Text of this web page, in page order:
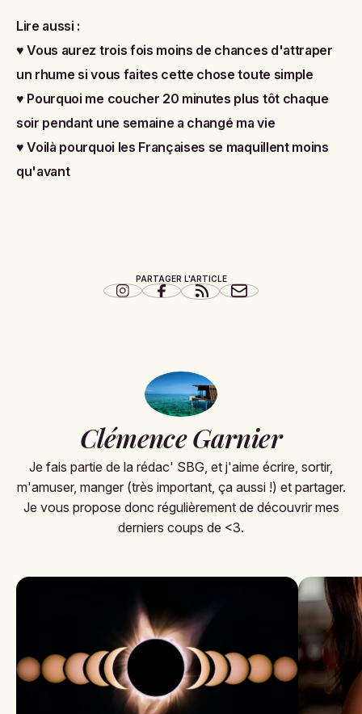
Lire aussi :
♥Vous aurez trois fois moins de chances d'attraper
un rhume si vous faites cette chose toute simple
♥ Pourquoi me coucher 20 minutes plus tôt chaque
soir pendant une semaine a changé ma vie
♥Voilà pourquoi les Françaises se maquillent moins
qu'avant
PARTAGER L'ARTICLE
Clémence Garnier
Je fais partie de la rédac' SBG, et j'aime écrire, sortir,
m'amuser, manger (très important, ça aussi !) et partager.
Je vous propose donc régulièrement de découvrir mes
derniers coups de <3.